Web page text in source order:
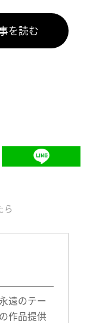
を読む
ら
遠のテー
作品提供